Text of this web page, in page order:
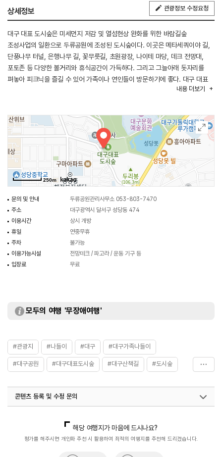
상세정보 관광정보 수정요청
대구 대표 도시숲은 미세먼지 저감 및 열섬현상 완화를 위한 바람길숲
조성사업의 일환으로 두류공원에 조성된 도시숲이다. 이곳은 메타세쿼이야 길,
단풍나무 터널, 은행나무 길, 꽃무릇길, 초원광장, 나이테 마당, 데크 전망대,
포토존 등 다양한 볼거리와 휴식공간이 가득하다. 그리고 그늘아래 돗자리를
펴놓아 피크닉을 즐길 수 있어 가족이나 연인들이 방문하기에 좋다. 대구 대표
도시숲은 산책길 조성이 잘 되어 있으며 산책길 중간에는 쉼터와 운동기구가
대구문화예술회관, 이월드 등이 있어 연계관광코스로 많은 사람들이 찾는
곳이기도 하다.
내용 더보기
250m
문의 및 안내
두류공원관리사무소 053-803-7470
주소
대구광역시 달서구 성당동 474
이용시간
상시 개방
휴일
연중무휴
주차
불가능
이용가능시설
전망데크 / 파고라 / 운동 기구 등
입장료
무료
모두의 여행 '무장애여행'
#관광지 #나들이 #대구 #대구가족나들이
#대구공원 #대구대표도시숲 #대구산책길 #도시숲
콘텐츠 등록 및 수정 문의
해당 여행지가 마음에 드시나요?
평가를 해주시면 개인화 추천 시 활용하여 최적의 여행지를 추천해 드리겠습니다.